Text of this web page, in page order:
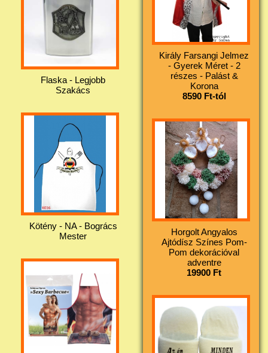
Flaska - Legjobb
Szakács
Kötény - NA - Bogrács
Mester
Király Farsangi Jelmez
- Gyerek Méret - 2
részes - Palást &
Korona
8590 Ft-tól
Horgolt Angyalos
Ajtódísz Színes Pom-
Pom dekorációval
adventre
19900 Ft